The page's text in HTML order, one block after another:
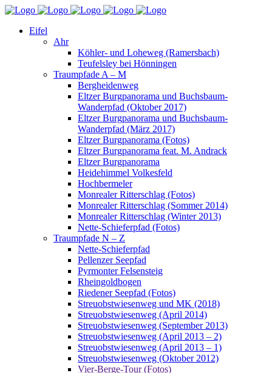
Eifel
Ahr
Köhler- und Loheweg (Ramersbach)
Teufelsley bei Hönningen
Traumpfade A – M
Bergheidenweg
Eltzer Burgpanorama und Buchsbaum-
Wanderpfad (Oktober 2017)
Eltzer Burgpanorama und Buchsbaum-
Wanderpfad (März 2017)
Eltzer Burgpanorama (Fotos)
Eltzer Burgpanorama feat. M. Andrack
Eltzer Burgpanorama
Heidehimmel Volkesfeld
Hochbermeler
Monrealer Ritterschlag (Fotos)
Monrealer Ritterschlag (Sommer 2014)
Monrealer Ritterschlag (Winter 2013)
Nette-Schieferpfad (Fotos)
Traumpfade N – Z
Nette-Schieferpfad
Pellenzer Seepfad
Pyrmonter Felsensteig
Rheingoldbogen
Riedener Seepfad (Fotos)
Streuobstwiesenweg und MK (2018)
Streuobstwiesenweg (April 2014)
Streuobstwiesenweg (September 2013)
Streuobstwiesenweg (April 2013 – 2)
Streuobstwiesenweg (April 2013 – 1)
Streuobstwiesenweg (Oktober 2012)
Vier-Berge-Tour (Fotos)